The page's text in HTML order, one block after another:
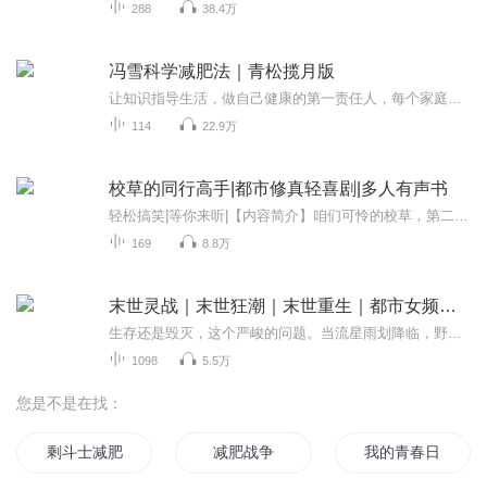
288 38.4万
冯雪科学减肥法｜青松揽月版
114 22.9万
校草的同行高手|都市修真轻喜剧|多人有声书
169 8.8万
末世灵战｜末世狂潮｜末世重生｜都市女频｜末世求生
1098 5.5万
您是不是在找：
剩斗士减肥记 减肥战争 我的青春日常真